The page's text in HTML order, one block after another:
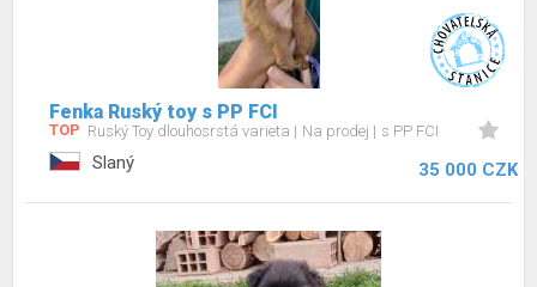
Fenka Ruský toy s PP FCI
TOP Ruský Toy dlouhosrstá varieta Na prodej s PP FCI
Slaný 35 000 CZK